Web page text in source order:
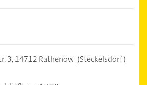
3,14712 Rathenow (Steckelsdorf)